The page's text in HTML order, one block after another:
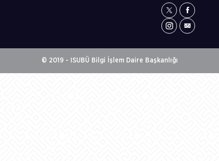
© 2019 - ISUBÜ Bilgi İşlem Daire Başkanlığı